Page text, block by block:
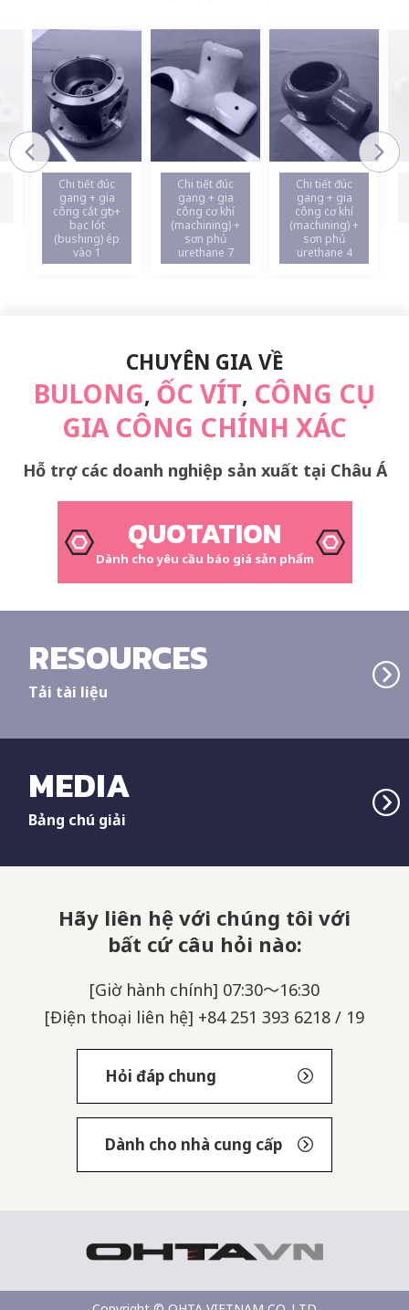
Chi tiết đúc
gang + gia
công cắt gọt +
bạc lót
(bushing) ép
vào 1
Chi tiết đúc
gang + gia
công cơ khí
(machining) +
sơn phủ
urethane 7
Chi tiết đúc
gang + gia
công cơ khí
(machining) +
sơn phủ
urethane 4
CHUYÊN GIA VỀ
BULONG, ỐC VÍT, CÔNG CỤ
GIA CÔNG CHÍNH XÁC
Hỗ trợ các doanh nghiệp sản xuất tại Châu Á
QUOTATION
Dành cho yêu cầu báo giá sản phẩm
RESOURCES
Tải tài liệu
MEDIA
Bảng chú giải
Hãy liên hệ với chúng tôi với
bất cứ câu hỏi nào:
[Giờ hành chính] 07:30～16:30
[Điện thoại liên hệ] +84 251 393 6218 / 19
Hỏi đáp chung
Dành cho nhà cung cấp